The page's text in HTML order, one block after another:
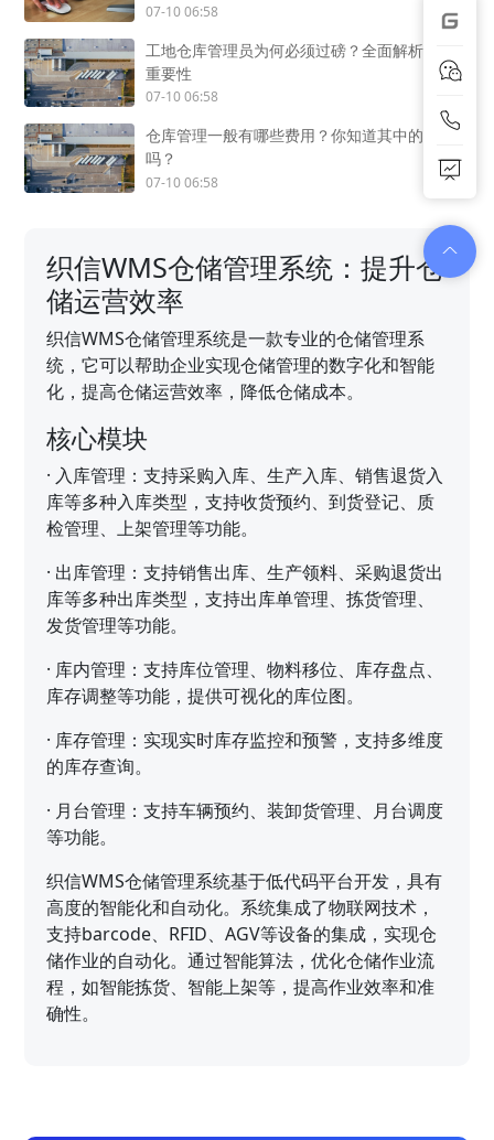
07-10 06:58
工地仓库管理员为何必须过磅？全面解析过磅
重要性
07-10 06:58
仓库管理一般有哪些费用？你知道其中的奥秘
吗？
07-10 06:58
织信WMS仓储管理系统：提升仓
储运营效率
织信WMS仓储管理系统是一款专业的仓储管理系
统，它可以帮助企业实现仓储管理的数字化和智能
化，提高仓储运营效率，降低仓储成本。
核心模块
· 入库管理：支持采购入库、生产入库、销售退货入
库等多种入库类型，支持收货预约、到货登记、质
检管理、上架管理等功能。
· 出库管理：支持销售出库、生产领料、采购退货出
库等多种出库类型，支持出库单管理、拣货管理、
发货管理等功能。
· 库内管理：支持库位管理、物料移位、库存盘点、
库存调整等功能，提供可视化的库位图。
· 库存管理：实现实时库存监控和预警，支持多维度
的库存查询。
· 月台管理：支持车辆预约、装卸货管理、月台调度
等功能。
织信WMS仓储管理系统基于低代码平台开发，具有
高度的智能化和自动化。系统集成了物联网技术，
支持barcode、RFID、AGV等设备的集成，实现仓
储作业的自动化。通过智能算法，优化仓储作业流
程，如智能拣货、智能上架等，提高作业效率和准
确性。